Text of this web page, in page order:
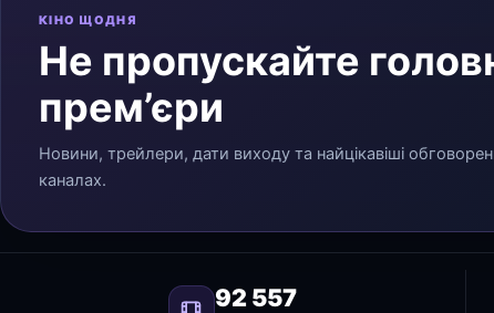
КІНО ЩОДНЯ
Не пропускайте
прем’єри
Новини, трейлери, дати виходу та найцікавіші
каналах.
92 557